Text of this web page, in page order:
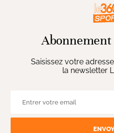
Saisissez votre
la newsletter